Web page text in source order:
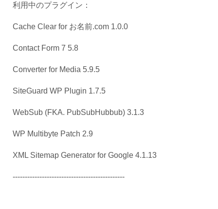
利用中のプラグイン：
Cache Clear for お名前.com 1.0.0
Contact Form 7 5.8
Converter for Media 5.9.5
SiteGuard WP Plugin 1.7.5
WebSub (FKA. PubSubHubbub) 3.1.3
WP Multibyte Patch 2.9
XML Sitemap Generator for Google 4.1.13
----------------------------------------------